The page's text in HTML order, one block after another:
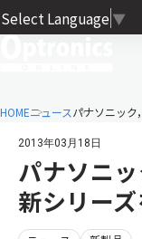
Select Language ▼
HOMEニュースパナソニック
2013年03月18日
パナソニ
新シリー